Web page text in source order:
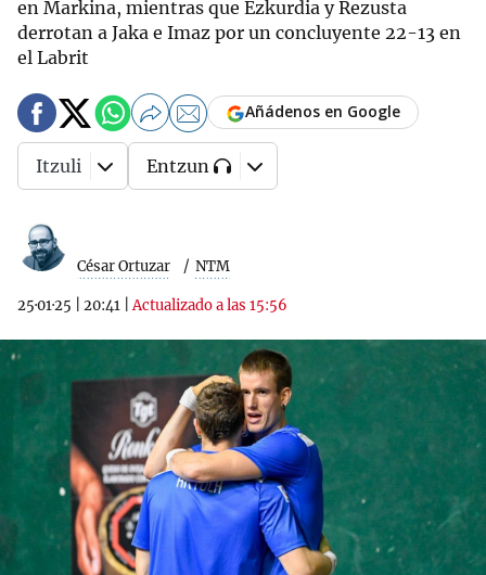
en Markina, mientras que Ezkurdia y Rezusta
derrotan a Jaka e Imaz por un concluyente 22-13 en
el Labrit
César Ortuzar NTM
25·01·25 20:41 |Actualizado a las 15:56
Añádenos en Google
Itzuli Entzun